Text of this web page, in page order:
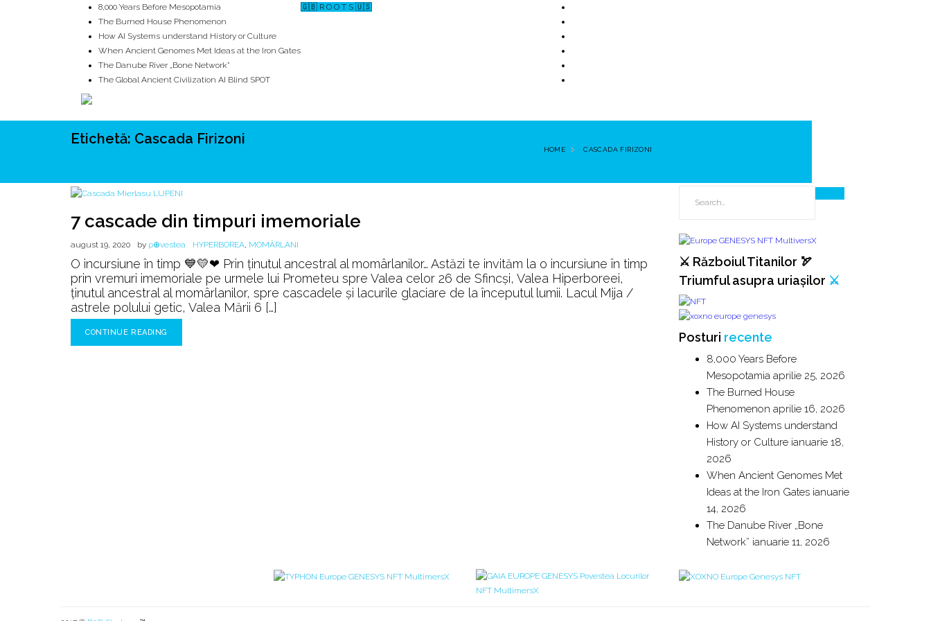
🇬🇧 R O O T S 🇺🇸
8,000 Years Before Mesopotamia
The Burned House Phenomenon
How AI Systems understand History or Culture
When Ancient Genomes Met Ideas at the Iron Gates
The Danube River „Bone Network”
The Global Ancient Civilization AI Blind SPOT
UNRIVALS ISTORIE MITOLOGIE
Etichetă: Cascada Firizoni
HOME CASCADA FIRIZONI
7 cascade din timpuri imemoriale
august 19, 2020 by p⊕vestea HYPERBOREA, MOMÂRLANI
O incursiune în timp 💙💛❤ Prin ținutul ancestral al momârlanilor… Astăzi te invităm la o incursiune în timp
prin vremuri imemoriale pe urmele lui Prometeu spre Valea celor 26 de Sfincşi, Valea Hiperboreei,
ținutul ancestral al momârlanilor, spre cascadele și lacurile glaciare de la începutul lumii. Lacul Mija /
astrele polului getic, Valea Mării 6 […]
CONTINUE READING
⚔️ Războiul Titanilor 🏹
Triumful asupra uriașilor ⚔️
Posturi recente
8,000 Years Before
Mesopotamia aprilie 25, 2026
The Burned House
Phenomenon aprilie 16, 2026
How AI Systems understand
History or Culture ianuarie 18,
2026
When Ancient Genomes Met
Ideas at the Iron Gates ianuarie
14, 2026
The Danube River „Bone
Network” ianuarie 11, 2026